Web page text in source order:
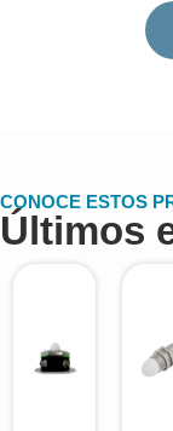
CONOCE ESTOS
Últimos